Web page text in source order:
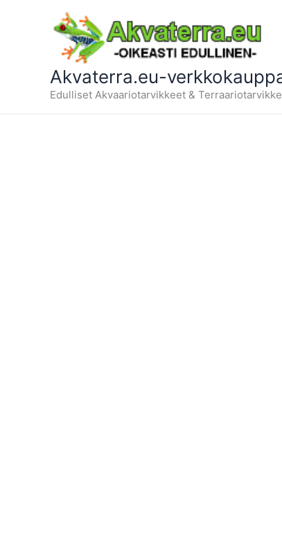
Akvaterra.eu-
Edulliset Akvaariotarvikkeet &